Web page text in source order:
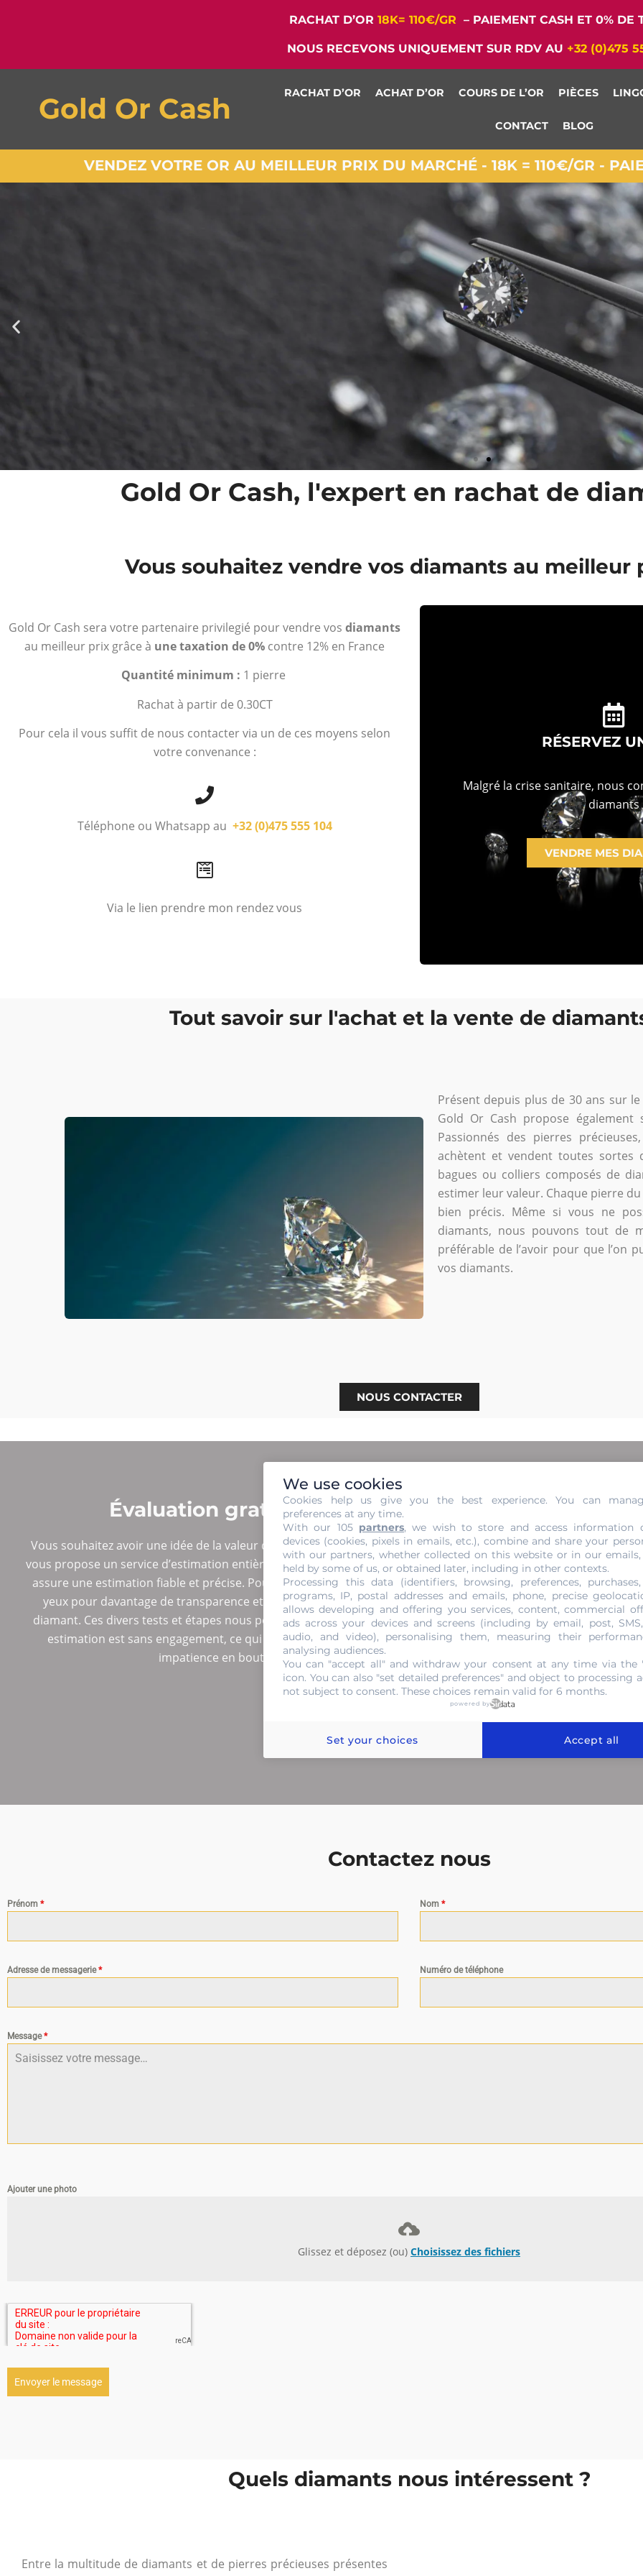
RACHAT D’OR 18K= 110€/GR – PAIEMENT CASH ET 0% DE
NOUS RECEVONS UNIQUEMENT SUR RDV AU +32 (0)475
Gold Or Cash RACHAT D’OR ACHAT D’OR COURS DE L’OR PIÈCES
CONTACT BLOG
VENDEZ VOTRE OR AU MEILLEUR PRIX DU MARCHÉ - 18K = 110€/GR -
diamant
Suivez le cours du
diamant en temps réel.
diamants au meilleur
Découvrir
Gold Or Cash, l'expert en rachat de
Vous souhaitez vendre vos diamants au meilleur
Gold Or Cash sera votre partenaire privilegié pour vendre vos diamants
au meilleur prix grâce à une taxation de 0% contre 12% en France
Quantité minimum : 1 pierre
Rachat à partir de 0.30CT
Pour cela il vous suffit de nous contacter via un de ces moyens selon
votre convenance :
Téléphone ou Whatsapp au +32 (0)475 555 104
Via le lien prendre mon rendez vous
RÉSERVEZ
Malgré la crise sanitaire, nous
diamants
VENDRE MES
Tout savoir sur l'achat et la vente de
Présent depuis plus de 30 ans sur
Gold Or Cash propose
Passionnés des pierres
achètent et vendent toutes sortes
bagues ou colliers composés de
estimer leur valeur. Chaque pierre
bien précis. Même si vous ne
diamants, nous pouvons tout de
préférable de l’avoir pour que l’on
vos diamants.
NOUS CONTACTER
Évaluation gratuite et sans Engagement de vos
Vous souhaitez avoir une idée de la valeur de votre bijou ou de vos diamants ? Spécialiste de l’achat et la vente
vous propose un service d’estimation entièrement gratuit. Experte depuis plus de 30 ans dans l’achat et la vente
assure une estimation fiable et précise. Pour déterminer la valeur réelle de vos diamants, divers tests
yeux pour davantage de transparence et de confiance. Votre diamant subira également l’étape de la pesée
diamant. Ces divers tests et étapes nous permettent d’identifier de quelle pierre il s’agit et par conséquent
estimation est sans engagement, ce qui signifie que si elle ne convient pas, vous êtes en droit de la refuser.
impatience en boutique pour estimer vos diamants et vous en faire découvrir des
NOUS CONTACTER
Contactez nous
Prénom * Nom *
Adresse de messagerie* Numéro de téléphone
Message*
Ajouter une photo
Glissez et déposez (ou) Choisissez des fichiers
Envoyer le message
Quels diamants nous intéressent ?
Entre la multitude de diamants et de pierres précieuses présentes
We use cookies
Cookies help us give you the best experience. You can
preferences at any time.
With our 105 partners, we wish to store and access information
devices (cookies, pixels in emails, etc.), combine and share your
with our partners, whether collected on this website or in our emails,
held by some of us, or obtained later, including in other contexts.
Processing this data (identifiers, browsing, preferences,
programs, IP, postal addresses and emails, phone, precise
allows developing and offering you services, content, commercial
ads across your devices and screens (including by email, post,
audio, and video), personalising them, measuring their
analysing audiences.
You can "accept all" and withdraw your consent at any time via the
icon. You can also "set detailed preferences" and object to processing
not subject to consent. These choices remain valid for 6 months.
powered by
Set your choices Accept all